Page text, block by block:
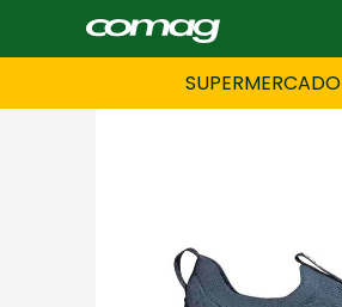
SUPERMERCADO
DAMAS CONFECCIONES